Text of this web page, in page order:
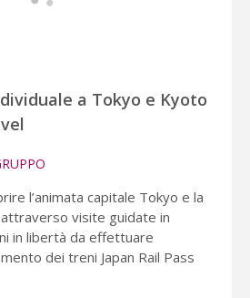
a Tokyo e Kyoto
l’animata capitale Tokyo e la
visite guidate in
in libertà da effettuare
dei treni Japan Rail Pass